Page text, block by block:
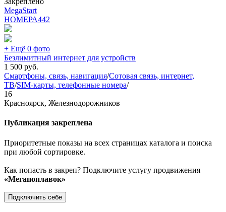
MegaStart
НОМЕРА442
+ Ещё 0 фото
Безлимитный интернет для устройств
1 500 руб.
Смартфоны, связь, навигация/Сотовая связь, интернет,
ТВ/SIM-карты, телефонные номера/
16
Красноярск, Железнодорожников
Публикация закреплена
Приоритетные показы на всех страницах каталога и поиска
при любой сортировке.
Как попасть в закреп? Подключите услугу продвижения
«Мегапоплавок»
Подключить себе